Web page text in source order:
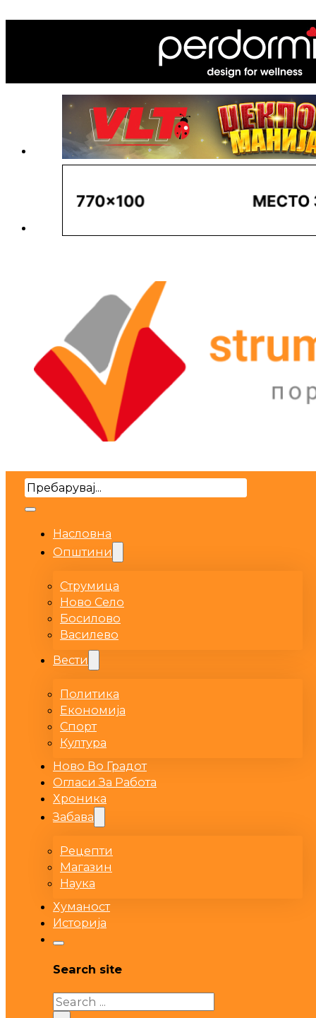
Search
Насловна
Општини
Струмица
Ново Село
Босилово
Василево
Вести
Политика
Економија
Спорт
Култура
Ново Во Градот
Огласи За Работа
Хроника
Забава
Рецепти
Магазин
Наука
Хуманост
Историја
Search site
Search